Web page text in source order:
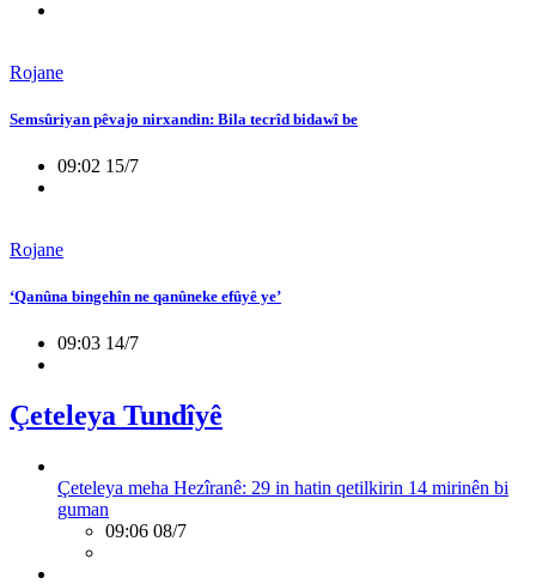
Rojane
Semsûriyan pêvajo nirxandin: Bila tecrîd bidawî be
09:02 15/7
Rojane
‘Qanûna bingehîn ne qanûneke efûyê ye’
09:03 14/7
Çeteleya Tundîyê
Çeteleya meha Hezîranê: 29 in hatin qetilkirin 14 mirinên bi
guman
09:06 08/7